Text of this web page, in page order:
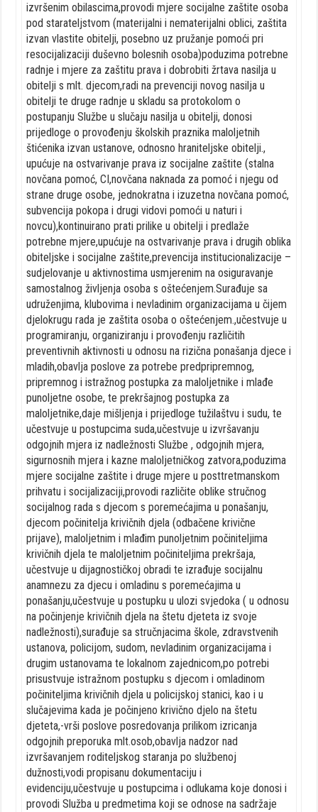
izvršenim obilascima,provodi mjere socijalne zaštite osoba
pod starateljstvom (materijalni i nematerijalni oblici, zaštita
izvan vlastite obitelji, posebno uz pružanje pomoći pri
resocijalizaciji duševno bolesnih osoba)poduzima potrebne
radnje i mjere za zaštitu prava i dobrobiti žrtava nasilja u
obitelji s mlt. djecom,radi na prevenciji novog nasilja u
obitelji te druge radnje u skladu sa protokolom o
postupanju Službe u slučaju nasilja u obitelji, donosi
prijedloge o provođenju školskih praznika maloljetnih
štićenika izvan ustanove, odnosno hraniteljske obitelji.,
upućuje na ostvarivanje prava iz socijalne zaštite (stalna
novčana pomoć, CI,novčana naknada za pomoć i njegu od
strane druge osobe, jednokratna i izuzetna novčana pomoć,
subvencija pokopa i drugi vidovi pomoći u naturi i
novcu),kontinuirano prati prilike u obitelji i predlaže
potrebne mjere,upućuje na ostvarivanje prava i drugih oblika
obiteljske i socijalne zaštite,prevencija institucionalizacije –
sudjelovanje u aktivnostima usmjerenim na osiguravanje
samostalnog življenja osoba s oštećenjem.Surađuje sa
udruženjima, klubovima i nevladinim organizacijama u čijem
djelokrugu rada je zaštita osoba o oštećenjem.,učestvuje u
programiranju, organiziranju i provođenju različitih
preventivnih aktivnosti u odnosu na rizična ponašanja djece i
mladih,obavlja poslove za potrebe predpripremnog,
pripremnog i istražnog postupka za maloljetnike i mlađe
punoljetne osobe, te prekršajnog postupka za
maloljetnike,daje mišljenja i prijedloge tužilaštvu i sudu, te
učestvuje u postupcima suda,učestvuje u izvršavanju
odgojnih mjera iz nadležnosti Službe , odgojnih mjera,
sigurnosnih mjera i kazne maloljetničkog zatvora,poduzima
mjere socijalne zaštite i druge mjere u posttretmanskom
prihvatu i socijalizaciji,provodi različite oblike stručnog
socijalnog rada s djecom s poremećajima u ponašanju,
djecom počinitelja krivičnih djela (odbačene krivične
prijave), maloljetnim i mlađim punoljetnim počiniteljima
krivičnih djela te maloljetnim počiniteljima prekršaja,
učestvuje u dijagnostičkoj obradi te izrađuje socijalnu
anamnezu za djecu i omladinu s poremećajima u
ponašanju,učestvuje u postupku u ulozi svjedoka ( u odnosu
na počinjenje krivičnih djela na štetu djeteta iz svoje
nadležnosti),surađuje sa stručnjacima škole, zdravstvenih
ustanova, policijom, sudom, nevladinim organizacijama i
drugim ustanovama te lokalnom zajednicom,po potrebi
prisustvuje istražnom postupku s djecom i omladinom
počiniteljima krivičnih djela u policijskoj stanici, kao i u
slučajevima kada je počinjeno krivično djelo na štetu
djeteta,-vrši poslove posredovanja prilikom izricanja
odgojnih preporuka mlt.osob,obavlja nadzor nad
izvršavanjem roditeljskog staranja po službenoj
dužnosti,vodi propisanu dokumentaciju i
evidenciju,učestvuje u postupcima i odlukama koje donosi i
provodi Služba u predmetima koji se odnose na sadržaje